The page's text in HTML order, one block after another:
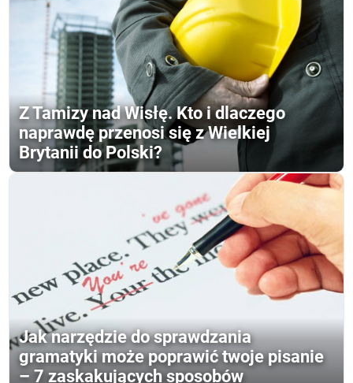
Z Tamizy nad Wisłę. Kto i dlaczego
naprawdę przenosi się z Wielkiej
Brytanii do Polski?
Jak narzędzie do sprawdzania
gramatyki może poprawić twoje pisanie
– 7 zaskakujących sposobów